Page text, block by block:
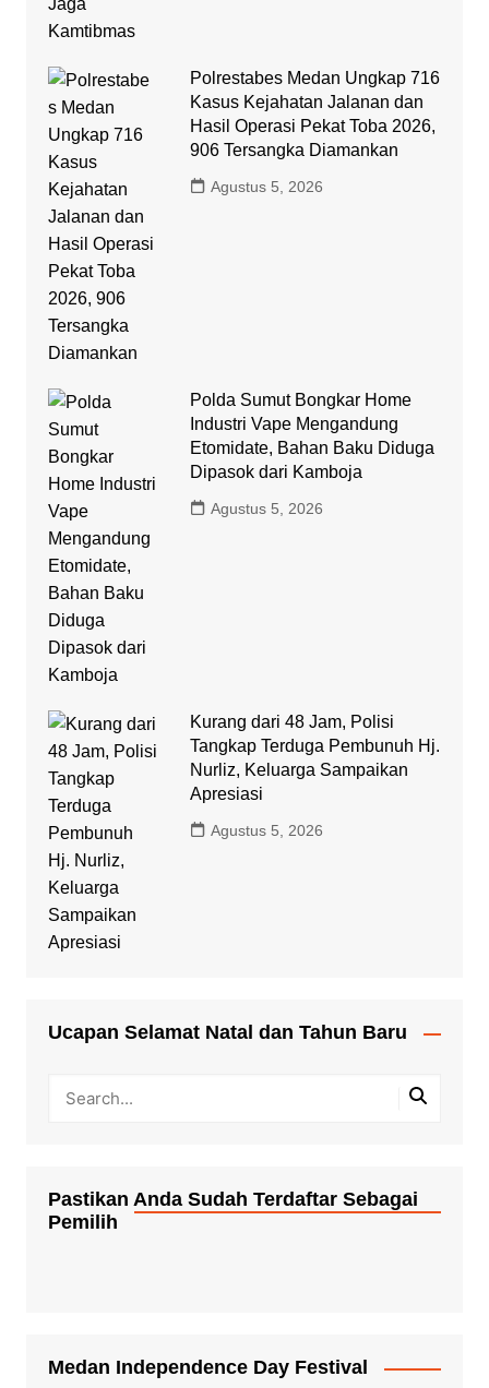
Polrestabes Medan Ungkap 716
Kasus Kejahatan Jalanan dan
Hasil Operasi Pekat Toba 2026,
906 Tersangka Diamankan
Agustus 5, 2026
Polda Sumut Bongkar Home
Industri Vape Mengandung
Etomidate, Bahan Baku Diduga
Dipasok dari Kamboja
Agustus 5, 2026
Kurang dari 48 Jam, Polisi
Tangkap Terduga Pembunuh Hj.
Nurliz, Keluarga Sampaikan
Apresiasi
Agustus 5, 2026
Ucapan Selamat Natal dan Tahun Baru
Pastikan Anda Sudah Terdaftar Sebagai
Pemilih
Medan Independence Day Festival